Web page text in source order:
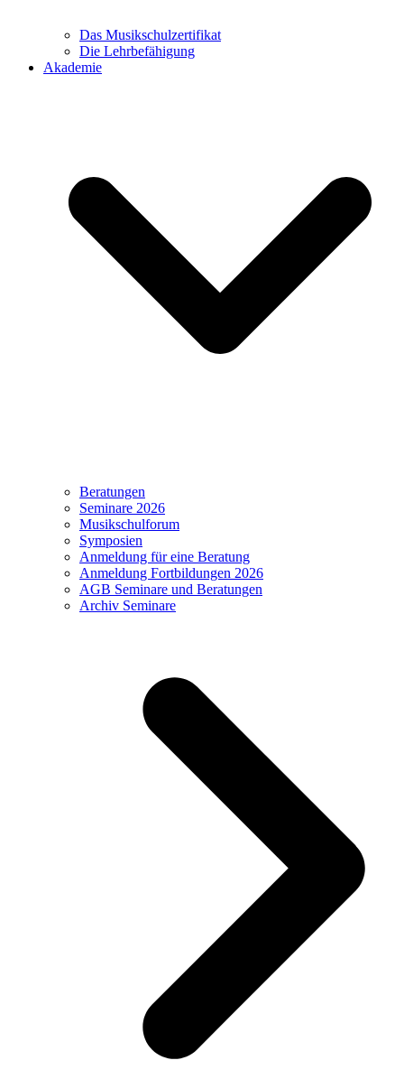
Das Musikschulzertifikat
Die Lehrbefähigung
Akademie
Beratungen
Seminare 2026
Musikschulforum
Symposien
Anmeldung für eine Beratung
Anmeldung Fortbildungen 2026
AGB Seminare und Beratungen
Archiv Seminare